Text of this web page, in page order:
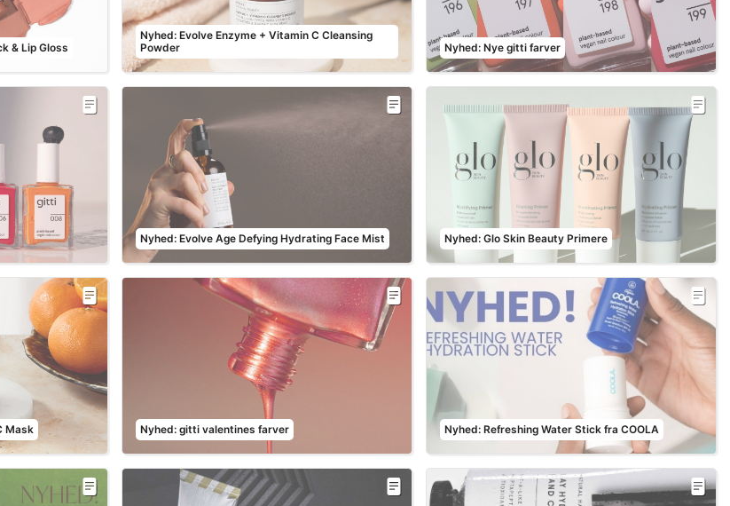
& Lip Gloss
Nyhed: Evolve Enzyme + Vitamin C Cleansing
Powder
Nyhed: Nye gitti farver
Nyhed: Evolve Age Defying Hydrating Face Mist Nyhed: Glo Skin Beauty Primere
Mask Nyhed: gitti valentines farver Nyhed: Refreshing Water Stick fra COOLA